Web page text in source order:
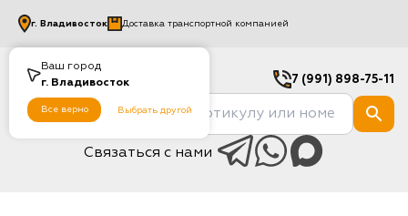
Ваш город
г. Владивосток
Все верно Выбрать другой
г. Владивосток Доставка транспортной компанией
7 (991) 898-75-11
Связаться с нами